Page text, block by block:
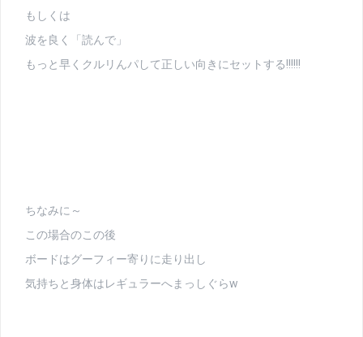
もしくは
波を良く「読んで」
もっと早くクルリんパして正しい向きにセットする!!!!!!
ちなみに～
この場合のこの後
ボードはグーフィー寄りに走り出し
気持ちと身体はレギュラーへまっしぐらw